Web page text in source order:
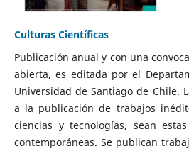
Culturas Científicas
Publicación anual y con una
abierta, es editada por el
Universidad de Santiago de Chile.
a la publicación de trabajos
ciencias y tecnologías, sean
contemporáneas. Se publican